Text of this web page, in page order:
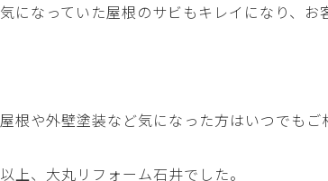
気になっていた屋根のサビもキレイになり、お
屋根や外壁塗装など気になった方はいつでもご
以上、大丸リフォーム石井でした。